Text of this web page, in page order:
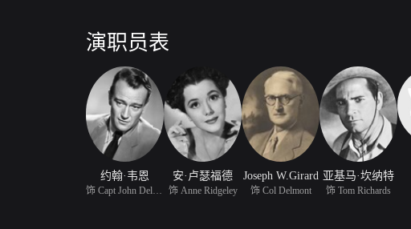
演职员表
约翰·韦恩 安·卢瑟福德
饰 Anne Ridgeley
Joseph W.Girard
饰 Col Delmont
亚基马·坎纳特
饰 Tom Richards